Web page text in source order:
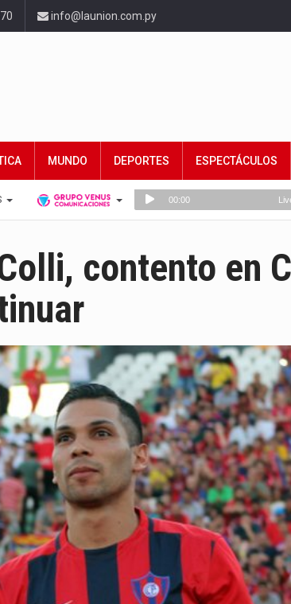
info@launion.com.py
MUNDO DEPORTES ESPECTÁCULOS
contento en